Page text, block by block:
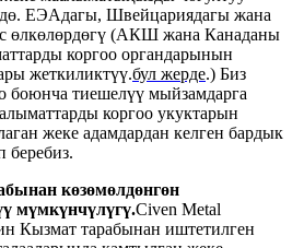
ЕЭАдагы, Швейцариядагы жана
өлкөлөрдөгү (АКШ жана Канаданы
коргоо органдарынын
жеткиликтүү.бул жерде.) Биз
боюнча тиешелүү мыйзамдарга
коргоо укуктарын
жеке адамдардан келген бардык
беребиз.
көзөмөлдөнгөн
мүмкүнчүлүгү.Civen Metal
Кызмат тарабынан иштетилген